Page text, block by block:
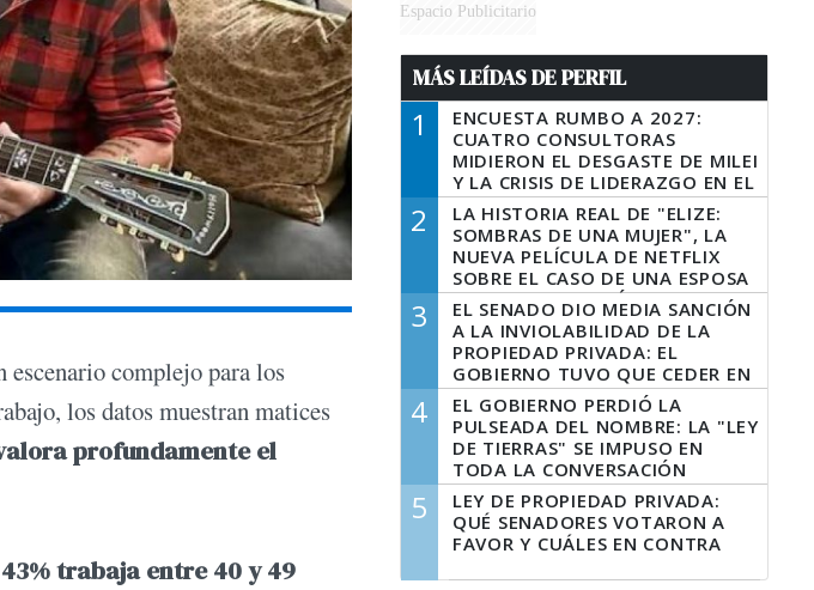
complejo para los
los datos muestran matices
profundamente el
trabaja entre 40 y 49
Espacio Publicitario
MÁS LEÍDAS DE PERFIL
1
ENCUESTA RUMBO A 2027:
CUATRO CONSULTORAS
MIDIERON EL DESGASTE DE MILEI
Y LA CRISIS DE LIDERAZGO EN EL
PERONISMO
2
LA HISTORIA REAL DE "ELIZE:
SOMBRAS DE UNA MUJER", LA
NUEVA PELÍCULA DE NETFLIX
SOBRE EL CASO DE UNA ESPOSA
QUE DESCUARTIZÓ A SU
MARIDO
3
EL SENADO DIO MEDIA SANCIÓN
A LA INVIOLABILIDAD DE LA
PROPIEDAD PRIVADA: EL
GOBIERNO TUVO QUE CEDER EN
LA LEY DEL MANEJO DEL FUEGO
4
EL GOBIERNO PERDIÓ LA
PULSEADA DEL NOMBRE: LA "LEY
DE TIERRAS" SE IMPUSO EN
TODA LA CONVERSACIÓN
DIGITAL
5
LEY DE PROPIEDAD PRIVADA:
QUÉ SENADORES VOTARON A
FAVOR Y CUÁLES EN CONTRA